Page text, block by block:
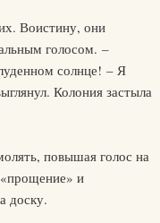
Воистину, они
голосом. –
солнце! – Я
Колония застыла
повышая голос на
«прощение» и
доску.